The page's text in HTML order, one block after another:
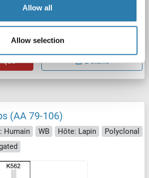
Allow all
Allow selection
FACS
Détails
(AA 79-106)
Humain WB Hôte: Lapin
Polyclonal